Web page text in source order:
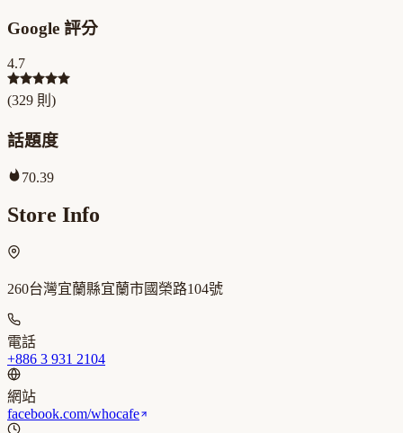
Google 評分
4.7
(329 則)
話題度
70.39
Store Info
260台灣宜蘭縣宜蘭市國榮路104號
電話
+886 3 931 2104
網站
facebook.com/whocafe